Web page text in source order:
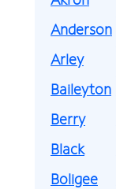
Anderson
Arley
Baileyton
Berry
Black
Boligee